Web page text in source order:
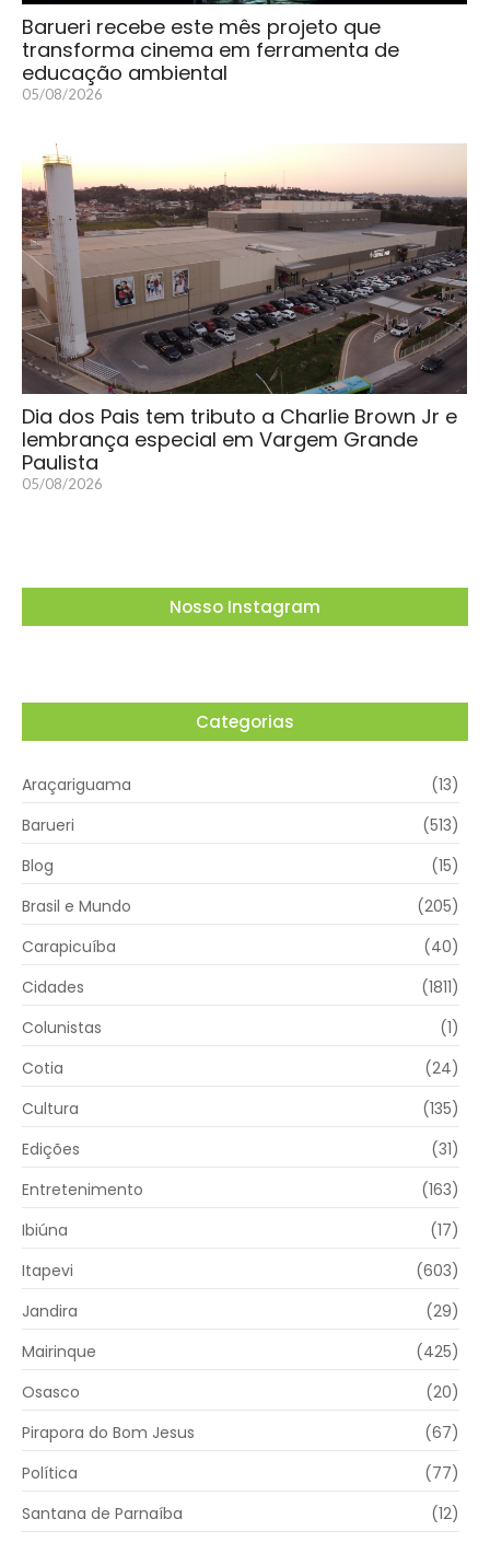
Barueri recebe este mês projeto que
transforma cinema em ferramenta de
educação ambiental
05/08/2026
Dia dos Pais tem tributo a Charlie Brown Jr e
lembrança especial em Vargem Grande
Paulista
05/08/2026
Nosso Instagram
Categorias
Araçariguama
(13)
Barueri
(513)
Blog
(15)
Brasil e Mundo
(205)
Carapicuíba
(40)
Cidades
(1811)
Colunistas
(1)
Cotia
(24)
Cultura
(135)
Edições
(31)
Entretenimento
(163)
Ibiúna
(17)
Itapevi
(603)
Jandira
(29)
Mairinque
(425)
Osasco
(20)
Pirapora do Bom Jesus
(67)
Política
(77)
Santana de Parnaíba
(12)